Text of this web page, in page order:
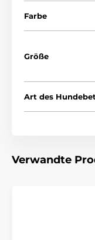
Grössen um 2-
Farbe
Größe
Art des
Verwandte